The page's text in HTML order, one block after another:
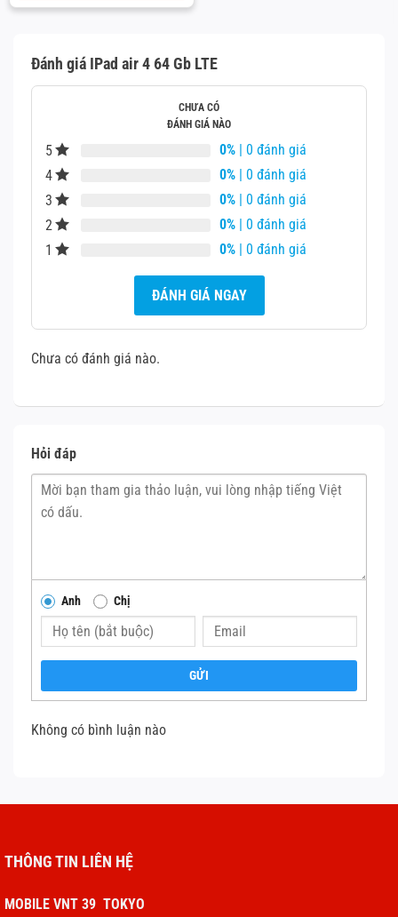
Tràn đầy năng lượng
iPad Air 10.9 2020 sở hữu thời lượng pin đủ để bạn hoạt
việc trong khoảng 10 tiếng liên tục mà không lo hết pin.
Hơn nữa, với cổng sạc USB Type-C phổ biến, bạn có thể
sạc iPad Air 2020 tiện lợi và dễ dàng hơn.
là:
Đánh giá IPad air 4 64 Gb LTE
CHƯA CÓ
ĐÁNH GIÁ NÀO
5 0% | 0 đánh giá
4
0% | 0 đánh giá
3
0% | 0 đánh giá
2
0% | 0 đánh giá
1
0% | 0 đánh giá
ĐÁNH GIÁ NGAY
Chưa có đánh giá nào.
Hỏi đáp
Anh Chị
GỬI
Không có bình luận nào
THÔNG TIN LIÊN HỆ
MOBILE VNT 39 TOKYO